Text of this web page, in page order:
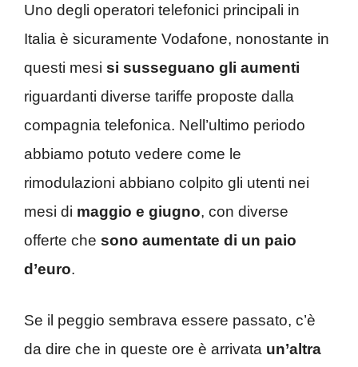
Uno degli operatori telefonici principali in
Italia è sicuramente Vodafone, nonostante in
questi mesi si susseguano gli aumenti
riguardanti diverse tariffe proposte dalla
compagnia telefonica. Nell’ultimo periodo
abbiamo potuto vedere come le
rimodulazioni abbiano colpito gli utenti nei
mesi di maggio e giugno, con diverse
offerte che sono aumentate di un paio
d’euro.
Se il peggio sembrava essere passato, c’è
da dire che in queste ore è arrivata un’altra